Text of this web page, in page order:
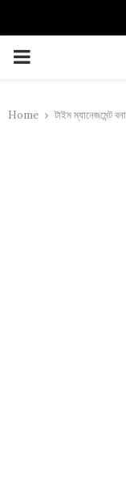
PRIMARY
Home টাইম ম্যানেজমেন্ট